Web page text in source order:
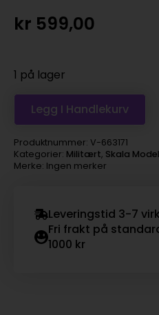
kr 599,00
1 på lager
Legg I Handlekurv
Produktnummer: V-663171
Kategorier: Militært, Skala
Merke: Ingen merker
Leveringstid 3-7
Fri frakt på
1000 kr